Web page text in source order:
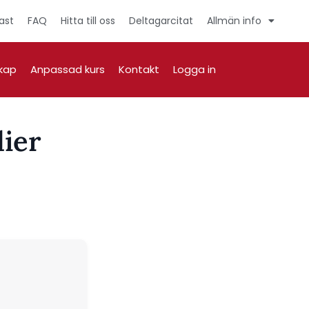
FAQ Hitta till oss Deltagarcitat Allmän info
Anpassad kurs Kontakt Logga in